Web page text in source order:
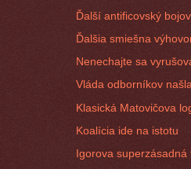
Ďalší antificovský
Ďalšia smiešna
Nenechajte sa
Vláda odborníkov
Klasická Matovičova
Koalícia ide na istotu
Igorova superzásadná